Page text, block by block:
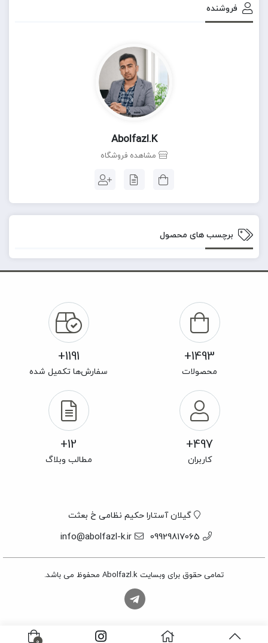
فروشنده
Abolfazl.k
مشاهده فروشگاه
برچسب های محصول
1493+
محصولات
1191+
سفارش‌ها تکمیل شده
497+
کاربران
12+
مطالب وبلاگ
گیلان آستارا حکیم نظامی خ بعثت
09929817065
info@abolfazl-k.ir
تمامی حقوق برای وبسایت Abolfazl.k محفوظ می باشد.